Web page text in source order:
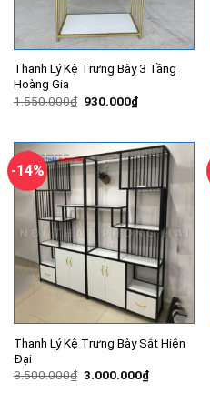
Thanh Lý Kệ Trưng Bày 3 Tầng
Hoàng Gia
1.550.000₫ Giá
930.000₫Giá
hiện
930.000₫.
-14%
Thanh Lý Kệ Trưng Bày Sắt Hiện
Đại
3.500.000₫ Giá
3.000.000₫Giá
hiện